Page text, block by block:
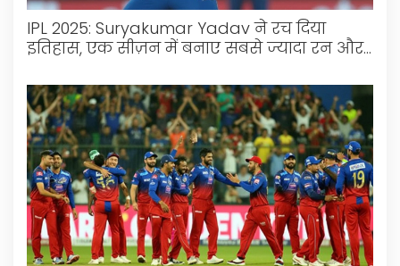
IPL 2025: Suryakumar Yadav ने रच दिया
इतिहास, एक सीज़न में बनाए सबसे ज्यादा रन और